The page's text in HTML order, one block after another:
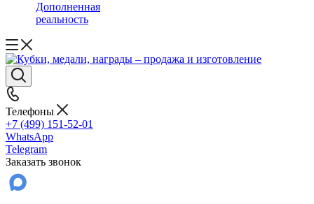
Дополненная
реальность
Телефоны
+7 (499) 151-52-01
WhatsApp
Telegram
Заказать звонок